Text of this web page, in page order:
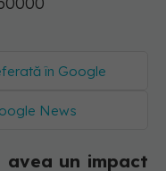
în Google
News
avea un impact